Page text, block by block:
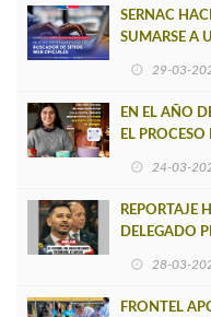
SERNAC
SUMARSE A
29-03-
EN EL AÑO
EL
24-03-
REPORTAJE
DELEGADO
28-03-
FRONTEL